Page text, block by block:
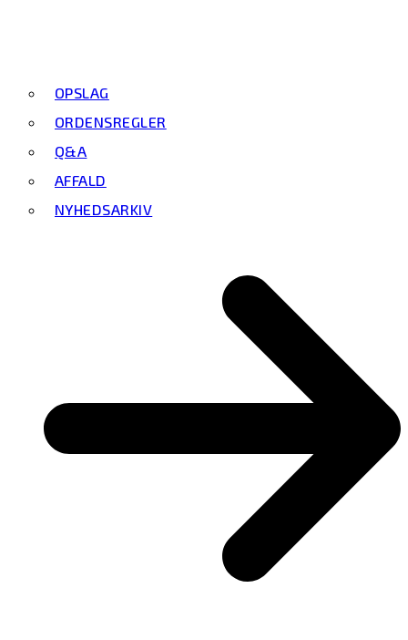
OPSLAG
ORDENSREGLER
Q&A
AFFALD
NYHEDSARKIV